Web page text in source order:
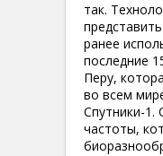
так.
ранее
последние
Перу,
во всем
Спутники-1.
частоты,